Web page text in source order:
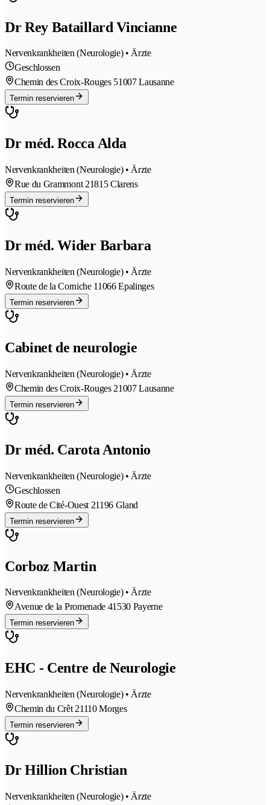
Dr Rey Bataillard Vincianne
Nervenkrankheiten (Neurologie) • Ärzte
Geschlossen
Chemin des Croix-Rouges 51007 Lausanne
Termin reservieren
Dr méd. Rocca Alda
Nervenkrankheiten (Neurologie) • Ärzte
Rue du Grammont 21815 Clarens
Termin reservieren
Dr méd. Wider Barbara
Nervenkrankheiten (Neurologie) • Ärzte
Route de la Corniche 11066 Epalinges
Termin reservieren
Cabinet de neurologie
Nervenkrankheiten (Neurologie) • Ärzte
Chemin des Croix-Rouges 21007 Lausanne
Termin reservieren
Dr méd. Carota Antonio
Nervenkrankheiten (Neurologie) • Ärzte
Geschlossen
Route de Cité-Ouest 21196 Gland
Termin reservieren
Corboz Martin
Nervenkrankheiten (Neurologie) • Ärzte
Avenue de la Promenade 41530 Payerne
Termin reservieren
EHC - Centre de Neurologie
Nervenkrankheiten (Neurologie) • Ärzte
Chemin du Crêt 21110 Morges
Termin reservieren
Dr Hillion Christian
Nervenkrankheiten (Neurologie) • Ärzte